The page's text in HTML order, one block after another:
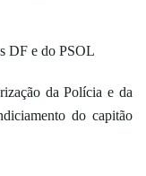
DF e do PSOL
da Polícia e da
do capitão